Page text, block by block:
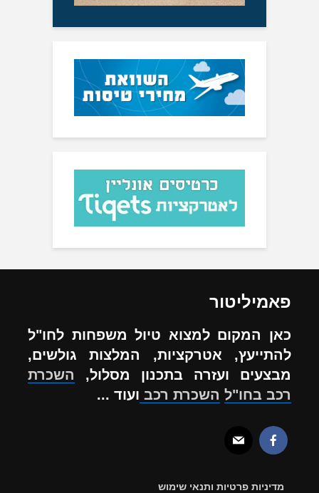
פאמיליטור
כאן המקום למצוא טיול משפחות לחו"ל
להתייעץ, אטרקציות, המלצות גולשים,
מבצעים ועזרה בתכנון מסלול, השכרת
רכב בחו"ל השכרת רכב ועוד ...
מדיניות פרטיות ותנאי שימוש